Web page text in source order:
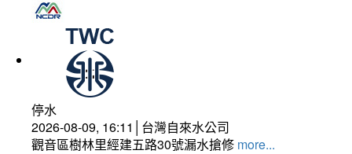
停水
2026-08-09, 16:11│台灣自來水公司
觀音區樹林里經建五路30號漏水搶修 more...